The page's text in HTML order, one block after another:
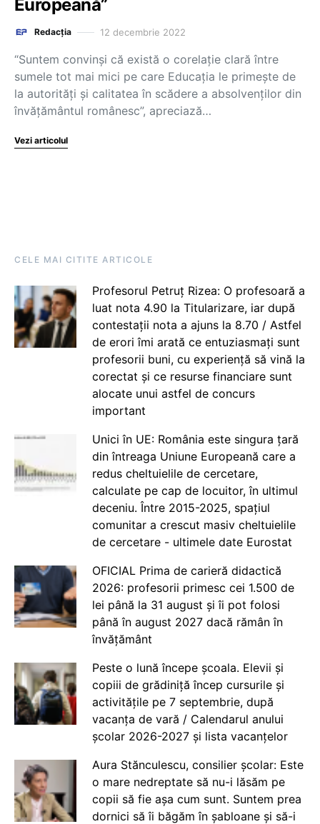
Europeană”
Redacția 12 decembrie 2022
“Suntem convinși că există o corelație clară între
sumele tot mai mici pe care Educația le primește de
la autorități și calitatea în scădere a absolvenților din
învățământul românesc”, apreciază…
Vezi articolul
CELE MAI CITITE ARTICOLE
Profesorul Petruț Rizea: O profesoară a
luat nota 4.90 la Titularizare, iar după
contestații nota a ajuns la 8.70 / Astfel
de erori îmi arată ce entuziasmați sunt
profesorii buni, cu experiență să vină la
corectat și ce resurse financiare sunt
alocate unui astfel de concurs
important
Unici în UE: România este singura țară
din întreaga Uniune Europeană care a
redus cheltuielile de cercetare,
calculate pe cap de locuitor, în ultimul
deceniu. Între 2015-2025, spațiul
comunitar a crescut masiv cheltuielile
de cercetare - ultimele date Eurostat
OFICIAL Prima de carieră didactică
2026: profesorii primesc cei 1.500 de
lei până la 31 august și îi pot folosi
până în august 2027 dacă rămân în
învățământ
Peste o lună începe școala. Elevii și
copiii de grădiniță încep cursurile și
activitățile pe 7 septembrie, după
vacanța de vară / Calendarul anului
școlar 2026-2027 și lista vacanțelor
Aura Stănculescu, consilier școlar: Este
o mare nedreptate să nu-i lăsăm pe
copii să fie așa cum sunt. Suntem prea
dornici să îi băgăm în șabloane și să-i